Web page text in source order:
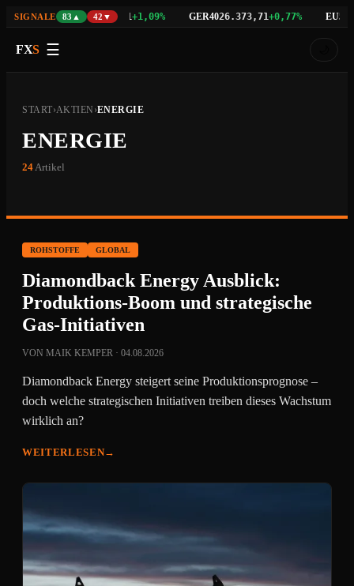
SIGNALE 83▲ 42▼
NAS10029.742,21 +1,09% GER4026.373,71+0,77% EU50
FXS ☰
START›AKTIEN ›ENERGIE
ENERGIE
24Artikel
ROHSTOFFE GLOBAL
Diamondback Energy Ausblick:
Produktions-Boom und strategische
Gas-Initiativen
VON MAIK KEMPER · 04.08.2026
Diamondback Energy steigert seine Produktionsprognose –
doch welche strategischen Initiativen treiben dieses Wachstum
wirklich an?
WEITERLESEN→